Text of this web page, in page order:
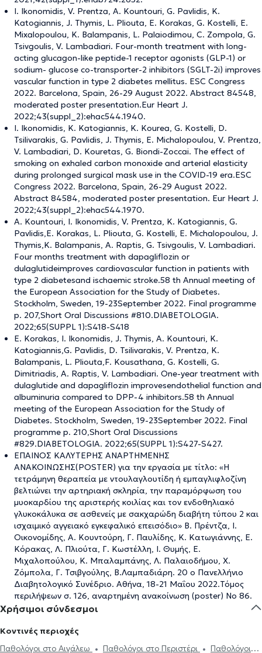
I. Ikonomidis, V. Prentza, A. Kountouri, G. Pavlidis, K.
Katogiannis, J. Thymis, L. Pliouta, E. Korakas, G. Kostelli, E.
Mixalopoulou, K. Balampanis, L. Palaiodimou, C. Zompola, G.
Tsivgoulis, V. Lambadiari. Four-month treatment with long-
acting glucagon-like peptide-1 receptor agonists (GLP-1) or
sodium- glucose co-transporter-2 inhibitors (SGLT-2i) improves
vascular function in type 2 diabetes mellitus. ESC Congress
2022. Barcelona, Spain, 26-29 August 2022. Abstract 84548,
moderated poster presentation.Eur Heart J.
2022;43(suppl_2):ehac544.1940.
I. Ikonomidis, K. Katogiannis, K. Kourea, G. Kostelli, D.
Tsilivarakis, G. Pavlidis, J. Thymis, E. Michalopoulou, V. Prentza,
V. Lambadiari, D. Kouretas, G. Biondi-Zoccai. The effect of
smoking on exhaled carbon monoxide and arterial elasticity
during prolonged surgical mask use in the COVID-19 era.ESC
Congress 2022. Barcelona, Spain, 26-29 August 2022.
Abstract 84584, moderated poster presentation. Eur Heart J.
2022;43(suppl_2):ehac544.1970.
A. Kountouri, I. Ikonomidis, V. Prentza, K. Katogiannis, G.
Pavlidis,E. Korakas, L. Pliouta, G. Kostelli, E. Michalopoulou, J.
Thymis,K. Balampanis, A. Raptis, G. Tsivgoulis, V. Lambadiari.
Four months treatment with dapagliflozin or
dulaglutideimproves cardiovascular function in patients with
type 2 diabetesand ischaemic stroke.58 th Annual meeting of
the European Association for the Study of Diabetes.
Stockholm, Sweden, 19-23September 2022. Final programme
p. 207,Short Oral Discussions #810.DIABETOLOGIA.
2022;65(SUPPL 1):S418-S418
E. Korakas, I. Ikonomidis, J. Thymis, A. Kountouri, K.
Katogiannis,G. Pavlidis, D. Tsilivarakis, V. Prentza, K.
Balampanis, L. Pliouta,F. Kousathana, G. Kostelli, G.
Dimitriadis, A. Raptis, V. Lambadiari. One-year treatment with
dulaglutide and dapagliflozin improvesendothelial function and
albuminuria compared to DPP-4 inhibitors.58 th Annual
meeting of the European Association for the Study of
Diabetes. Stockholm, Sweden, 19-23September 2022. Final
programme p. 210,Short Oral Discussions
#829.DIABETOLOGIA. 2022;65(SUPPL 1):S427-S427.
ΕΠΑΙΝΟΣ ΚΑΛΥΤΕΡΗΣ ΑΝΑΡΤΗΜΕΝΗΣ
ΑΝΑΚΟΙΝΩΣΗΣ(POSTER) για την εργασία με τίτλο: «H
τετράμηνη θεραπεία με ντουλαγλουτίδη ή εμπαγλιφλοζίνη
βελτιώνει την αρτηριακή σκληρία, την παραμόρφωση του
μυοκαρδίου της αριστερής κοιλίας και τον ενδοθηλιακό
γλυκοκάλυκα σε ασθενείς με σακχαρώδη διαβήτη τύπου 2 και
ισχαιμικό αγγειακό εγκεφαλικό επεισόδιο» Β. Πρέντζα, Ι.
Οικονομίδης, Α. Κουντούρη, Γ. Παυλίδης, Κ. Κατωγιάννης, Ε.
Κόρακας, Λ. Πλιούτα, Γ. Κωστέλλη, Ι. Θυμής, Ε.
Μιχαλοπούλου, Κ. Μπαλαμπάνης, Λ. Παλαιοδήμου, Χ.
Ζόμπολα, Γ. Τσιβγούλης, Β.Λαμπαδιάρη. 20 ο Πανελλήνιο
Διαβητολογικό Συνέδριο. Αθήνα, 18-21 Μαΐου 2022.Τόμος
περιλήψεων σ. 126, αναρτημένη ανακοίνωση (poster) Νο 86.
Χρήσιμοι σύνδεσμοι
Κοντινές περιοχές
Παθολόγοι στο Αιγάλεω
Παθολόγοι στο Περιστέρι
Παθολόγοι